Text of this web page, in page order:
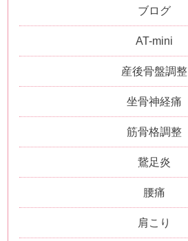
ブログ
AT-mini
産後骨盤調整
坐骨神経痛
筋骨格調整
鵞足炎
腰痛
肩こり